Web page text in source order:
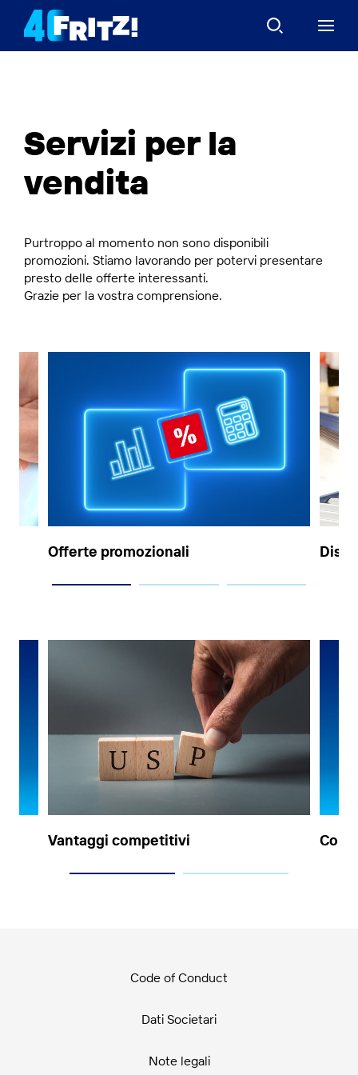
Servizi per la
vendita
Purtroppo al momento non sono disponibili
promozioni. Stiamo lavorando per potervi presentare
presto delle offerte interessanti.
Grazie per la vostra comprensione.
Offerte promozionali
Vantaggi competitivi
Code of Conduct
Dati Societari
Note legali